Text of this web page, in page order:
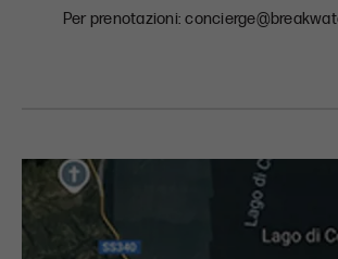
Per prenotazioni: